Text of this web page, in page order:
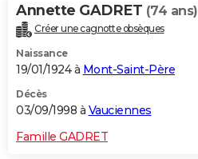
Annette GADRET (74 ans)
Créer une cagnotte obsèques
Naissance
19/01/1924 à Mont-Saint-Père
Décès
03/09/1998 à Vauciennes
Famille GADRET